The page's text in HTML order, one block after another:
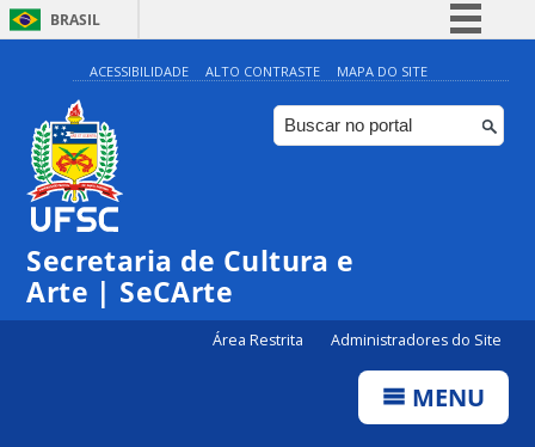
BRASIL
Simplifique!
Comunica BR
Participe
ACESSIBILIDADE ALTO CONTRASTE MAPA DO SITE
Secretaria de Cultura e
Arte | SeCArte
Área Restrita Administradores do Site
MENU
0:00
1:00